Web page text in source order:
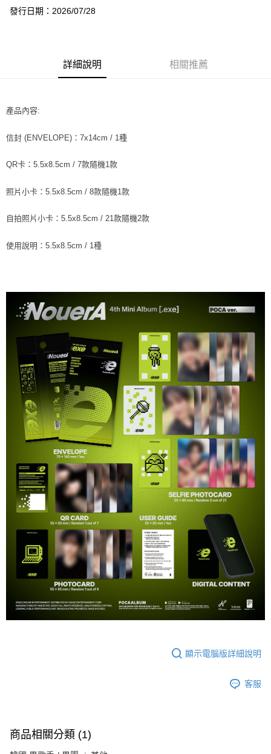
１．簡單：不需註冊會員、不需綁卡、不需儲值。
２．便利：只要手機號碼，簡訊認證，即可結帳。
１．於結帳方式選擇「AFTEE先享後付」後，將跳轉至「AFTEE先享後付」
３．收到繳費通知簡訊後14天內，點擊此簡訊中的連結，可透過四大超商／
※ 請注意：結帳手續完成當下不需立刻繳費，但若您需要取消訂單，請聯絡
※ 交易是否成功請以「AFTEE先享後付 」之結帳頁面顯示為準，若有關於
【注意事項】
１．透過由恩沛科技股份有限公司提供之「AFTEE先享後付」服務完成之交
易，需依本服務之必要範圍內提供個人資料，並將交易相關給付款項請求債
２．關於個人資料處理事宜，請瀏覽以下網址：
https://aftee.tw/terms/#terms3
３．未成年的使用者請事先徵得法定代理人或監護人之同意方可使用
「AFTEE先享後付」，若未經同意申辦者引起之損失，本公司不負相關責
任。
４．使用「AFTEE先享後付」時，將依據個別帳號之用戶狀況，依本公司即
時審查核予不同之上限額度；若仍有額度不足之情形，本公司將視審查結果
請求用戶進行身份認證。
５．嚴禁一人註冊多個帳號或使用他人資訊註冊。若發現惡意使用之情形，
恩沛科技股份有限公司將有權停止該用戶之使用額度並採取法律行動。
運送方式
全家取貨付款
付款後全家取貨
每筆NT$60，滿NT$1,599(含以上)免運費
付款後7-11取貨
每筆NT$90
每筆NT$200
付款後門市自取
免運費
亞洲國家/地區配送 查看運費
北美國家/地區配送 查看運費
歐洲國家/地區配送 查看運費
發行日期：2026/07/28
詳細說明 相關推薦
產品內容:
信封 (ENVELOPE)：7x14cm / 1種
QR卡：5.5x8.5cm / 7款隨機1款
照片小卡：5.5x8.5cm / 8款隨機1款
自拍照片小卡：5.5x8.5cm / 21款隨機2款
使用說明：5.5x8.5cm / 1種
顯示電腦版詳細說明
客服
商品相關分類 (1)